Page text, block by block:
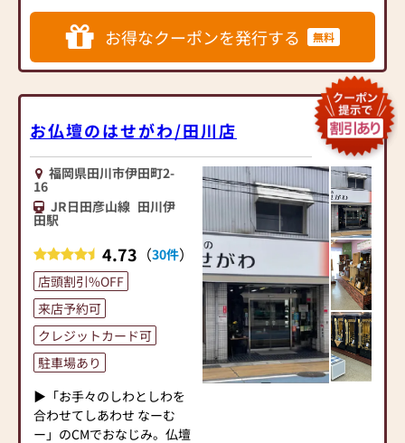
◆◆ お陰様で創業94年 ◆◆
国内130店舗以上のスケール
メリットと東証上場の信
間約25,000基のお仏壇、約
3,000基のお墓を納めていま
す。「お仏壇のはせがわ」
では、さまざまな供養（対
話の場づくり）の形をご提
案しております。ご自身、
ついて、迷うことや、お困
りのことなどございました
ら、ぜひ、お気軽にご相談
ください。店内にはお仏
壇・お仏具・お位牌・お線
香・お念珠等、豊富にご用
意しております。1,000種類
以上の組み合わせの中から
お客様に合ったお仏壇・お
仏具をご提案いたします。
お得なクーポンを発行する 無料
お仏壇のはせがわ/田川店
福岡県田川市伊田町2-
16
JR日田彦山線 田川伊
田駅
4.73 （30件）
店頭割引%OFF
来店予約可
クレジットカード可
駐車場あり
▶「お手々のしわとしわを
合わせてしあわせ なーむ
ー」のCMでおなじみ。仏壇